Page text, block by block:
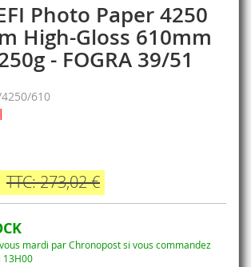
Photo Paper 4250
High-Gloss 610mm
- FOGRA 39/51
4250/610
TTC: 273,02 €
mardi par Chronopost si vous commandez
13H00